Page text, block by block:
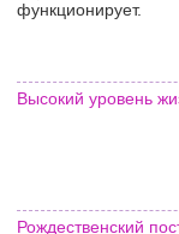
функционирует.
Высокий уровень
Рождественский